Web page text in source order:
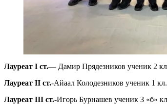
Лауреат I ст.— Дамир Прядезников ученик 2
Лауреат II ст.-Айаал Колодезников ученик 1
Лауреат III ст.-Игорь Бурнашев ученик 3 «б»